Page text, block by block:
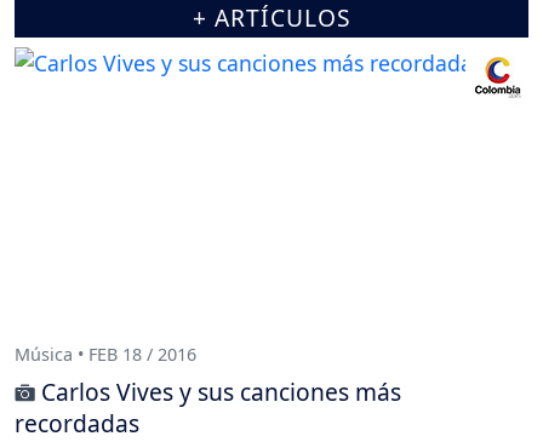
+ ARTÍCULOS
Música • FEB 18 / 2016
Carlos Vives y sus canciones más
recordadas